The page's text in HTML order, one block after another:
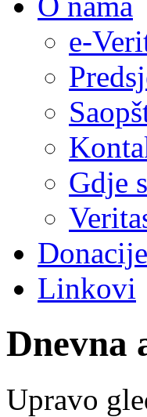
e-
Gdje
Donacije
Linkovi
Dnevna
Upravo